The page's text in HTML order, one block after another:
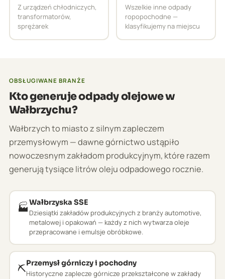
Z urządzeń chłodniczych,
transformatorów,
sprężarek
Wszelkie inne odpady
ropopochodne —
klasyfikujemy na miejscu
OBSŁUGIWANE BRANŻE
Kto generuje odpady olejowe w
Wałbrzychu?
Wałbrzych to miasto z silnym zapleczem
przemysłowym — dawne górnictwo ustąpiło
nowoczesnym zakładom produkcyjnym, które razem
generują tysiące litrów oleju odpadowego rocznie.
🏭Wałbrzyska SSE
Dziesiątki zakładów produkcyjnych z branży automotive,
metalowej i opakowań — każdy z nich wytwarza oleje
przepracowane i emulsje obróbkowe.
⛏️Przemysł górniczy i pochodny
Historyczne zaplecze górnicze przekształcone w zakłady